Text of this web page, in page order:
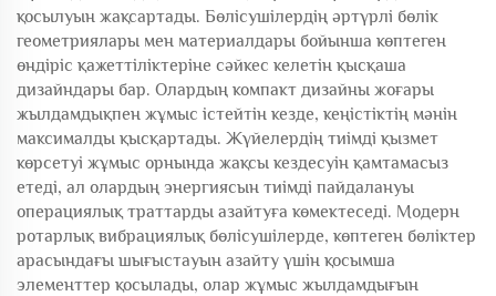
қосылуын жақсартады. Бөлісушілердің әртүрлі бөлік
геометриялары мен материалдары бойынша көптеген
өндіріс қажеттіліктеріне сәйкес келетін қысқаша
дизайндары бар. Олардың компакт дизайны жоғары
жылдамдықпен жұмыс істейтін кезде, кеңістіктің мәнін
максималды қысқартады. Жүйелердің тиімді қызмет
көрсетуі жұмыс орнында жақсы кездесуін қамтамасыз
етеді, ал олардың энергиясын тиімді пайдалануы
операциялық траттарды азайтуға көмектеседі. Модерн
ротарлық вибрациялық бөлісушілерде, көптеген бөліктер
арасындағы шығыстауын азайту үшін қосымша
элементтер қосылады, олар жұмыс жылдамдығын